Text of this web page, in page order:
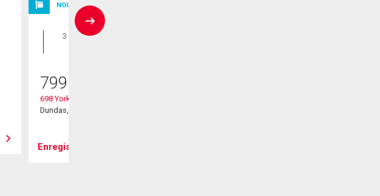
NOUVELLE INSCRIPTION
Maison
3 CAC , 1
799 900
698 York Road
Dundas, ON
Enregistrer